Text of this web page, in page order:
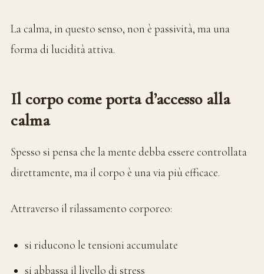
La calma, in questo senso, non è passività, ma una
forma di lucidità attiva.
Il corpo come porta d’accesso alla
calma
Spesso si pensa che la mente debba essere controllata
direttamente, ma il corpo è una via più efficace.
Attraverso il rilassamento corporeo:
si riducono le tensioni accumulate
si abbassa il livello di stress